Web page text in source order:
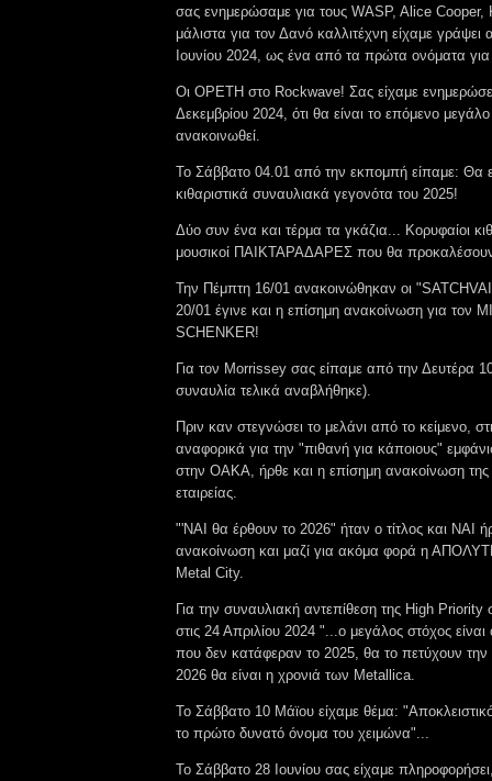
σας ενημερώσαμε για τους WASP, Alice
μάλιστα για τον Δανό καλλιτέχνη είχαμε
Ιουνίου 2024, ως ένα από τα πρώτα ονόματα
Οι OPETH στο Rockwave! Σας είχαμε
Δεκεμβρίου 2024, ότι θα είναι το επόμενο
ανακοινωθεί.
Το Σάββατο 04.01 από την εκπομπή είπαμε: Θα
κιθαριστικά συναυλιακά γεγονότα του 2025!
Δύο συν ένα και τέρμα τα γκάζια... Κορυφαίοι
μουσικοί ΠΑΙΚΤΑΡΑΔΑΡΕΣ που θα
Την Πέμπτη 16/01 ανακοινώθηκαν οι "SATCHVAI
20/01 έγινε και η επίσημη ανακοίνωση για τον
SCHENKER!
Για τον Morrissey σας είπαμε από την Δευτέρα
συναυλία τελικά αναβλήθηκε).
Πριν καν στεγνώσει το μελάνι από το κείμενο,
αναφορικά για την "πιθανή για κάποιους"
στην ΟΑΚΑ, ήρθε και η επίσημη ανακοίνωση της
εταιρείας.
"'ΝΑΙ θα έρθουν το 2026" ήταν ο τίτλος και ΝΑΙ
ανακοίνωση και μαζί για ακόμα φορά η
Metal City.
Για την συναυλιακή αντεπίθεση της High Priority
στις 24 Απριλίου 2024 "...ο μεγάλος στόχος
που δεν κατάφεραν το 2025, θα το πετύχουν την
2026 θα είναι η χρονιά των Metallica.
Το Σάββατο 10 Μάϊου είχαμε θέμα:
το πρώτο δυνατό όνομα του χειμώνα"...
Το Σάββατο 28 Ιουνίου σας είχαμε